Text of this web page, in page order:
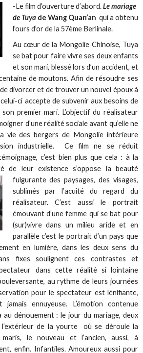
-Le film d’ouverture d’abord.Le mariage
de Tuya de Wang Quan’an qui a obtenu
l’ours d’or de la 57ème Berlinale.
Au cœur de la Mongolie Chinoise, Tuya
se bat pour faire vivre ses deux enfants
et son mari, blessé lors d’un accident, et
de moutons. Afin de résoudre ses
divorcer et de trouver un nouvel époux à
ci accepte de subvenir aux besoins de
premier mari. L’objectif du réalisateur
d’une réalité sociale avant qu’elle ne
vie des bergers de Mongolie intérieure
industrielle. Ce film ne se réduit
c’est bien plus que cela : à la
de leur existence s’oppose la beauté
fulgurante des paysages, des visages,
sublimés par l’acuité du regard du
réalisateur. C’est aussi le portrait
émouvant d’une femme qui se bat pour
(sur)vivre dans un milieu aride et en
parallèle c’est le portrait d’un pays que
en lumière, dans les deux sens du
fixes soulignent ces contrastes et
dans cette réalité si lointaine
au rythme de leurs journées
pour le spectateur est lénifiante,
ennuyeuse. L’émotion contenue
au dénouement : le jour du mariage, deux
de la yourte où se déroule la
le nouveau et l’ancien, aussi, à
enfin. Infantiles. Amoureux aussi pour